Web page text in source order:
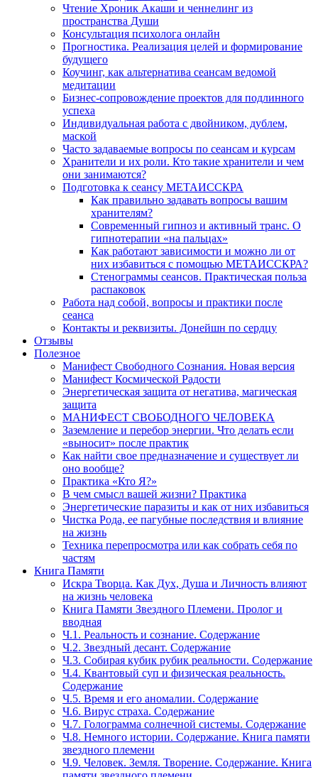
Чтение Хроник Акаши и ченнелинг из
пространства Души
Консультация психолога онлайн
Прогностика. Реализация целей и формирование
будущего
Коучинг, как альтернатива сеансам ведомой
медитации
Бизнес-сопровождение проектов для подлинного
успеха
Индивидуальная работа с двойником, дублем,
маской
Часто задаваемые вопросы по сеансам и курсам
Хранители и их роли. Кто такие хранители и чем
они занимаются?
Подготовка к сеансу МЕТАИССКРА
Как правильно задавать вопросы вашим
хранителям?
Современный гипноз и активный транс. О
гипнотерапии «на пальцах»
Как работают зависимости и можно ли от
них избавиться с помощью МЕТАИССКРА?
Стенограммы сеансов. Практическая польза
распаковок
Работа над собой, вопросы и практики после
сеанса
Контакты и реквизиты. Донейшн по сердцу
Отзывы
Полезное
Манифест Свободного Сознания. Новая версия
Манифест Космической Радости
Энергетическая защита от негатива, магическая
защита
МАНИФЕСТ СВОБОДНОГО ЧЕЛОВЕКА
Заземление и перебор энергии. Что делать если
«выносит» после практик
Как найти свое предназначение и существует ли
оно вообще?
Практика «Кто Я?»
В чем смысл вашей жизни? Практика
Энергетические паразиты и как от них избавиться
Чистка Рода, ее пагубные последствия и влияние
на жизнь
Техника перепросмотра или как собрать себя по
частям
Книга Памяти
Искра Творца. Как Дух, Душа и Личность влияют
на жизнь человека
Книга Памяти Звездного Племени. Пролог и
вводная
Ч.1. Реальность и сознание. Содержание
Ч.2. Звездный десант. Содержание
Ч.3. Собирая кубик рубик реальности. Содержание
Ч.4. Квантовый суп и физическая реальность.
Содержание
Ч.5. Время и его аномалии. Содержание
Ч.6. Вирус страха. Содержание
Ч.7. Голограмма солнечной системы. Содержание
Ч.8. Немного истории. Содержание. Книга памяти
звездного племени
Ч.9. Человек. Земля. Творение. Содержание. Книга